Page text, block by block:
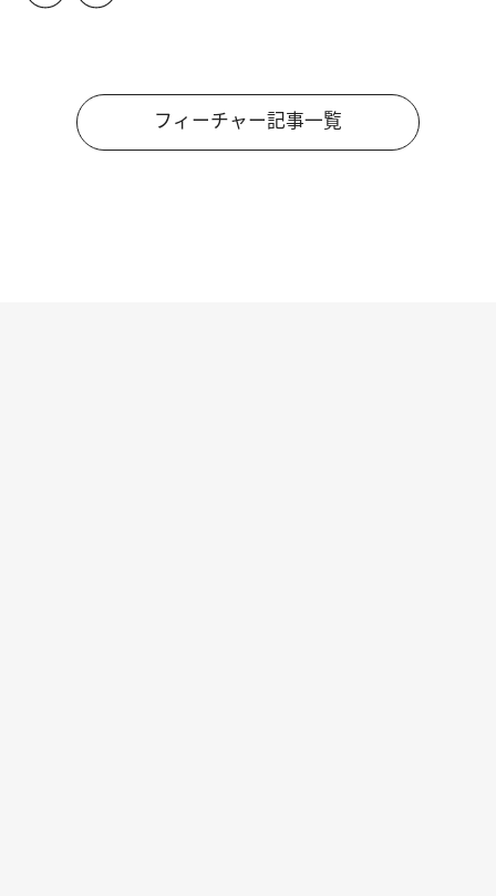
フィーチャー記事一覧